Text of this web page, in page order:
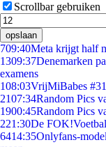
Scrollbar gebruiken
opslaan
709:40Meta krijgt half
1309:37Denemarken
examens
108:03VrijMiBabes
2107:34Random Pics
1900:45Random Pics
221:30De
6414:35Onlyfans-